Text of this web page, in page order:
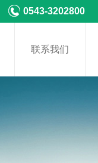
0543-3202800
联系我们